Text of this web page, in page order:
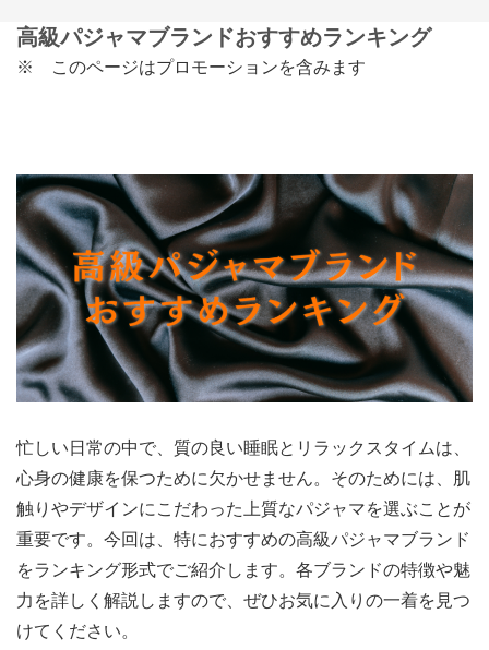
高級パジャマブランドおすすめランキング
※ このページはプロモーションを含みます
忙しい日常の中で、質の良い睡眠とリラックスタイムは、
心身の健康を保つために欠かせません。そのためには、肌
触りやデザインにこだわった上質なパジャマを選ぶことが
重要です。今回は、特におすすめの高級パジャマブランド
をランキング形式でご紹介します。各ブランドの特徴や魅
力を詳しく解説しますので、ぜひお気に入りの一着を見つ
けてください。